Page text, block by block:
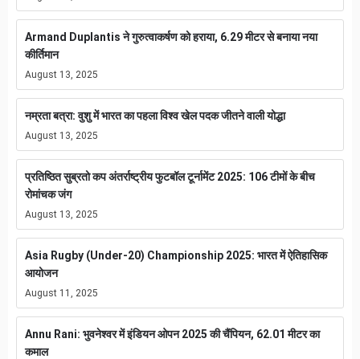
Armand Duplantis ने गुरुत्वाकर्षण को हराया, 6.29 मीटर से बनाया नया
कीर्तिमान
August 13, 2025
नम्रता बत्रा: वुशु में भारत का पहला विश्व खेल पदक जीतने वाली योद्धा
August 13, 2025
प्रतिष्ठित सुब्रतो कप अंतर्राष्ट्रीय फुटबॉल टूर्नामेंट 2025: 106 टीमों के बीच
रोमांचक जंग
August 13, 2025
Asia Rugby (Under-20) Championship 2025: भारत में ऐतिहासिक
आयोजन
August 11, 2025
Annu Rani: भुवनेश्वर में इंडियन ओपन 2025 की चैंपियन, 62.01 मीटर का
कमाल